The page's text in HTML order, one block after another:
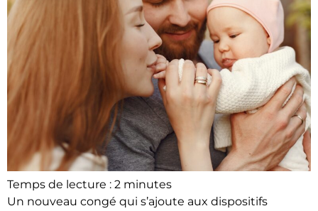
Temps de lecture : 2 minutes
Un nouveau congé qui s’ajoute aux dispositifs